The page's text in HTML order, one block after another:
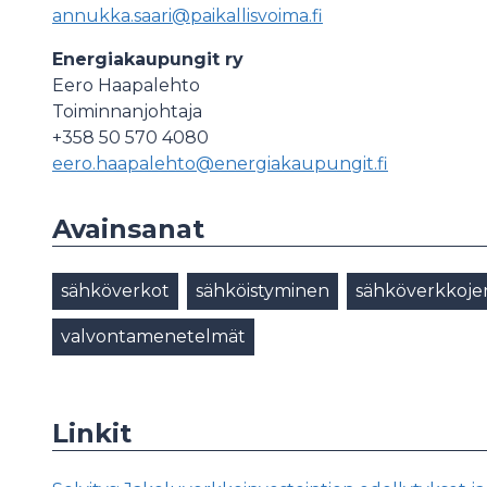
annukka.saari@paikallisvoima.fi
Energiakaupungit ry
Eero Haapalehto
Toiminnanjohtaja
+358 50 570 4080
eero.haapalehto@energiakaupungit.fi
Avainsanat
sähköverkot sähköistyminen
valvontamenetelmät
Linkit